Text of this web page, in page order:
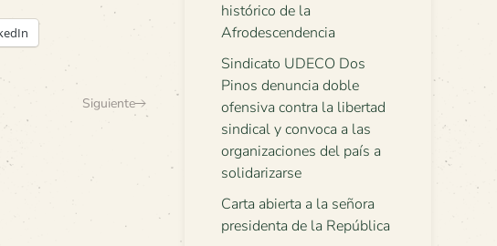
Siguiente
histórico de la
Afrodescendencia
Sindicato UDECO Dos
Pinos denuncia doble
ofensiva contra la libertad
sindical y convoca a las
organizaciones del país a
solidarizarse
Carta abierta a la señora
presidenta de la República